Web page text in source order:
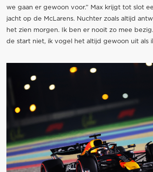
we gaan er gewoon voor.” Max krijgt tot slot
jacht op de McLarens. Nuchter zoals altijd
het zien morgen. Ik ben er nooit zo mee
de start niet, ik vogel het altijd gewoon uit als